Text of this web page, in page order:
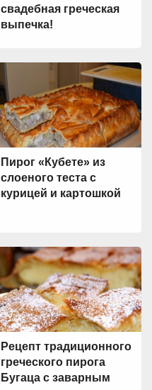
свадебная греческая
выпечка!
Пирог «Кубете» из
слоеного теста с
курицей и картошкой
Рецепт традиционного
греческого пирога
Бугаца с заварным